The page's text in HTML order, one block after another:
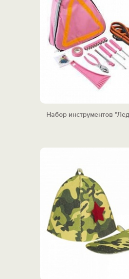
Набор инструментов